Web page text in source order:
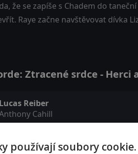
že se zapíše s Chadem do
Raye začne navštěvovat dívka
Ztracené srdce - Herci
Lucas Reiber
Cahill
Ricketts
používají soubory cookie.